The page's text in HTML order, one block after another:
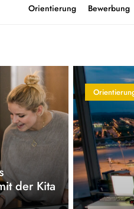
Orientierung Bewerbung
der Kita